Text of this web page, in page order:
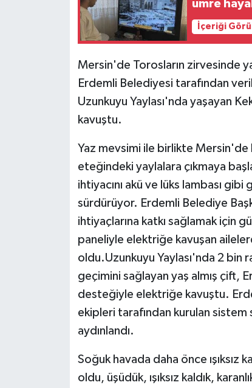
umre
İçeriği
Mersin'de Torosların zirvesinde
Erdemli Belediyesi tarafından
Uzunkuyu Yaylası'nda yaşayan
kavuştu.
Yaz mevsimi ile birlikte Mersin'de
eteğindeki yaylalara çıkmaya
ihtiyacını akü ve lüks lambası
sürdürüyor. Erdemli Belediye
ihtiyaçlarına katkı sağlamak için
paneliyle elektriğe kavuşan
oldu.Uzunkuyu Yaylası'nda 2 bin
geçimini sağlayan yaş almış çift,
desteğiyle elektriğe kavuştu.
ekipleri tarafından kurulan sistem
aydınlandı.
Soğuk havada daha önce ışıksız
oldu, üşüdük, ışıksız kaldık,
Jandarma
KÜLTÜR SANAT
MAGAZİN
POLİTİKA
SPOR HABERLERİ
TEKNOLOJİ